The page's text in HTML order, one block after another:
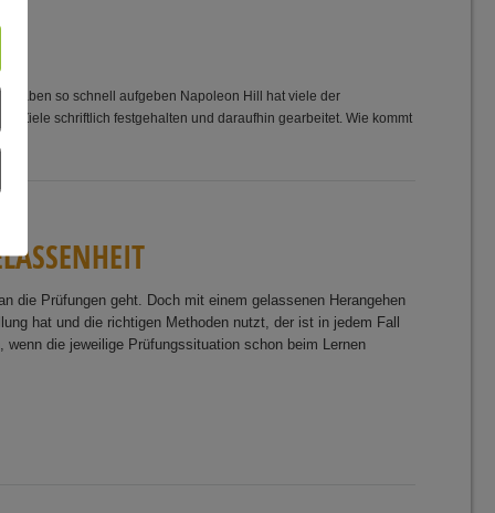
so schnell aufgeben Napoleon Hill hat viele der
Ziele schriftlich festgehalten und daraufhin gearbeitet. Wie kommt
LASSENHEIT
die Prüfungen geht. Doch mit einem gelassenen Herangehen
hat und die richtigen Methoden nutzt, der ist in jedem Fall
die jeweilige Prüfungssituation schon beim Lernen